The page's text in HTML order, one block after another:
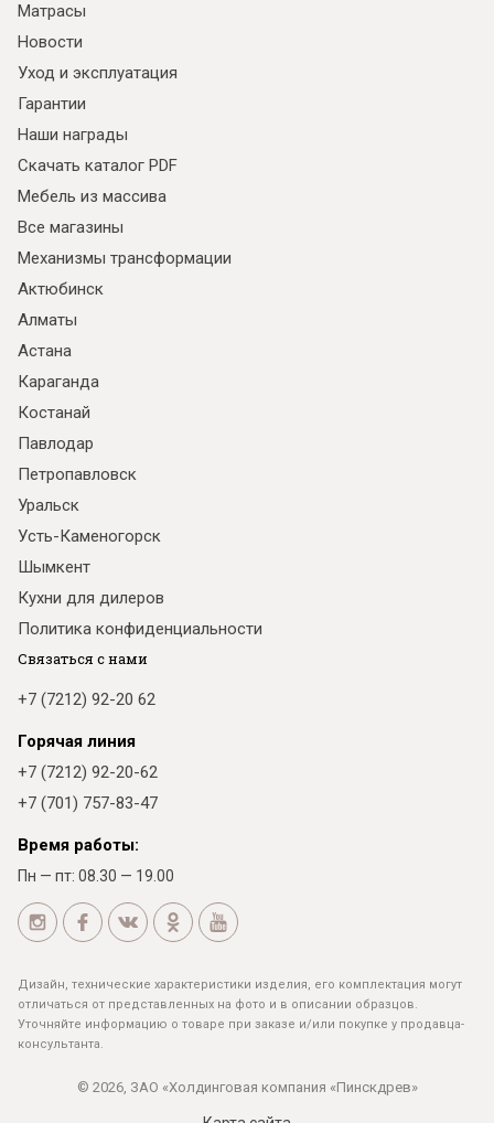
Матрасы
Новости
Уход и эксплуатация
Гарантии
Наши награды
Скачать каталог PDF
Мебель из массива
Все магазины
Механизмы трансформации
Актюбинск
Алматы
Астана
Караганда
Костанай
Павлодар
Петропавловск
Уральск
Усть-Каменогорск
Шымкент
Кухни для дилеров
Политика конфиденциальности
Связаться с нами
+7 (7212) 92-20 62
Горячая линия
+7 (7212) 92-20-62
+7 (701) 757-83-47
Время работы:
Пн — пт: 08.30 — 19.00
Дизайн, технические характеристики изделия, его комплектация могут
отличаться от представленных на фото и в описании образцов.
Уточняйте информацию о товаре при заказе и/или покупке у продавца-
консультанта.
© 2026, ЗАО «Холдинговая компания «Пинскдрев»